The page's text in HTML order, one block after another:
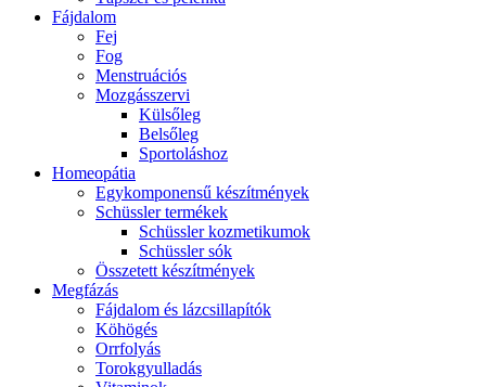
Fájdalom
Fej
Fog
Menstruációs
Mozgásszervi
Külsőleg
Belsőleg
Sportoláshoz
Homeopátia
Egykomponensű készítmények
Schüssler termékek
Schüssler kozmetikumok
Schüssler sók
Összetett készítmények
Megfázás
Fájdalom és lázcsillapítók
Köhögés
Orrfolyás
Torokgyulladás